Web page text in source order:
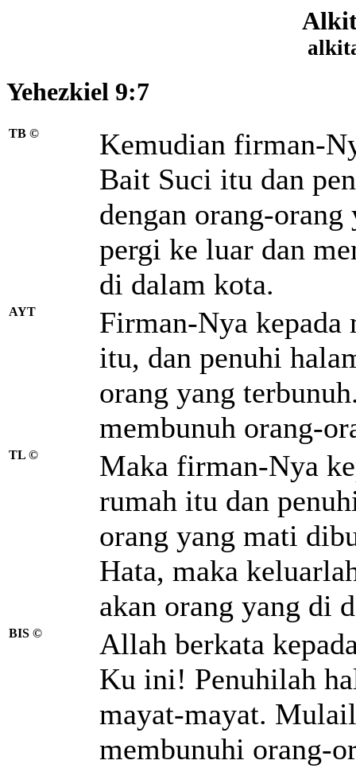
Yehezkiel 9:7
TB ©
Kemudian firman-
Bait Suci itu dan
dengan orang-
pergi ke luar dan
di dalam kota.
AYT
Firman-Nya kepada
itu, dan penuhi
orang yang
membunuh orang-
TL ©
Maka firman-Nya
rumah itu dan
orang yang mati
Hata, maka
akan orang yang di
BIS ©
Allah berkata
Ku ini! Penuhilah
mayat-mayat.
membunuhi orang-